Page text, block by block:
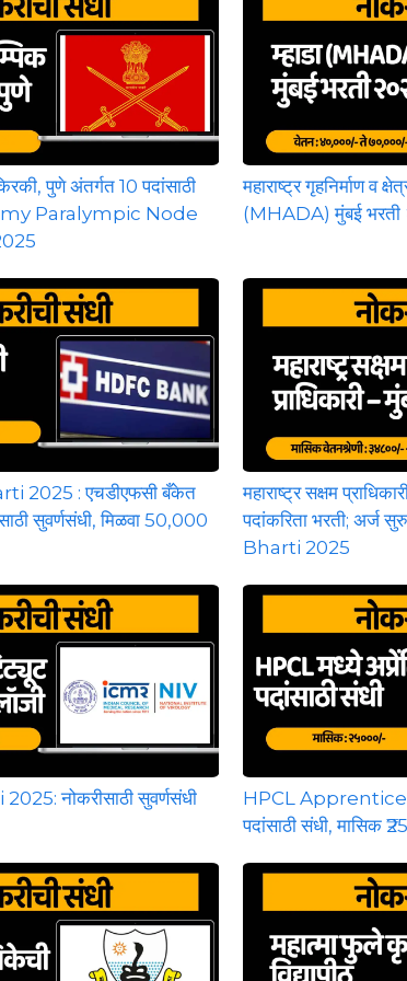
पुणे अंतर्गत 10 पदांसाठी
Paralympic Node
महाराष्ट्र गृहनिर्माण व
(MHADA) मुंबई भरती
2025 : एचडीएफसी बँकेत
सुवर्णसंधी, मिळवा 50,000
महाराष्ट्र सक्षम
पदांकरिता भरती;
Bharti 2025
नोकरीसाठी सुवर्णसंधी
HPCL Apprentice
पदांसाठी संधी, मासिक